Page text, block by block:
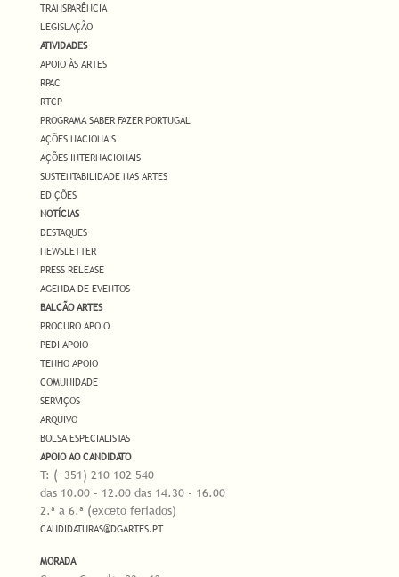
TRANSPARÊNCIA
LEGISLAÇÃO
ATIVIDADES
APOIO ÀS ARTES
RPAC
RTCP
PROGRAMA SABER FAZER PORTUGAL
AÇÕES NACIONAIS
AÇÕES INTERNACIONAIS
SUSTENTABILIDADE NAS ARTES
EDIÇÕES
NOTÍCIAS
DESTAQUES
NEWSLETTER
PRESS RELEASE
AGENDA DE EVENTOS
BALCÃO ARTES
PROCURO APOIO
PEDI APOIO
TENHO APOIO
COMUNIDADE
SERVIÇOS
ARQUIVO
BOLSA ESPECIALISTAS
APOIO AO CANDIDATO
T: (+351) 210 102 540
das 10.00 - 12.00 das 14.30 - 16.00
2.ª a 6.ª (exceto feriados)
CANDIDATURAS@DGARTES.PT
MORADA